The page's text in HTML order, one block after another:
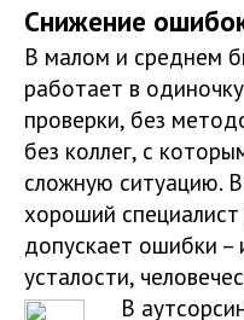
Снижение
В малом и среднем
работает в
проверки, без
без коллег, с
сложную ситуацию.
хороший
допускает ошибки –
усталости,
В